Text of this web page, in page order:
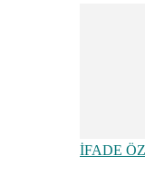
İFADE